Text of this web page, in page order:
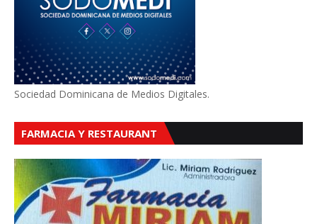
Sociedad Dominicana de Medios Digitales.
FARMACIA Y RESTAURANT